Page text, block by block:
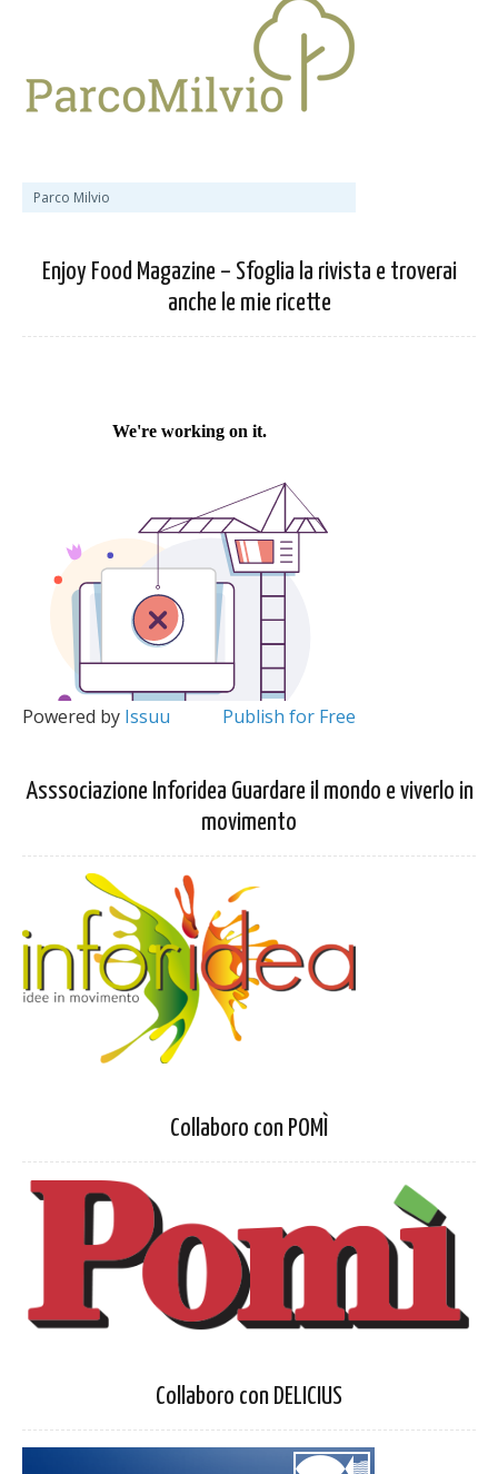
Parco Milvio
Enjoy Food Magazine – Sfoglia la rivista e troverai
anche le mie ricette
Powered by Issuu Publish for Free
Asssociazione Inforidea Guardare il mondo e viverlo in
movimento
Collaboro con POMÌ
Collaboro con DELICIUS